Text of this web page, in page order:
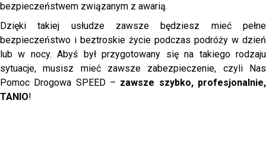
bezpieczeństwem związanym z awarią.
Dzięki takiej usłudze zawsze będziesz mieć pełne
bezpieczeństwo i beztroskie życie podczas podróży w dzień
lub w nocy. Abyś był przygotowany się na takiego rodzaju
sytuacje, musisz mieć zawsze zabezpieczenie, czyli Nas
Pomoc Drogowa SPEED – zawsze szybko, profesjonalnie,
TANIO!